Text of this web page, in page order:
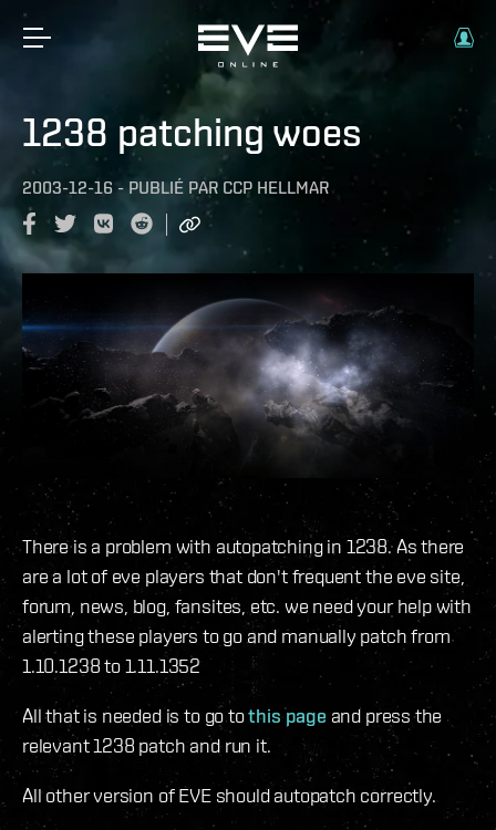
1238 patching woes
2003-12-16 - PUBLIÉ PAR CCP HELLMAR
There is a problem with autopatching in 1238. As there
are a lot of eve players that don't frequent the eve site,
forum, news, blog, fansites, etc. we need your help with
alerting these players to go and manually patch from
1.10.1238 to 1.11.1352
All that is needed is to go tothis page and press the
relevant 1238 patch and run it.
All other version of EVE should autopatch correctly.